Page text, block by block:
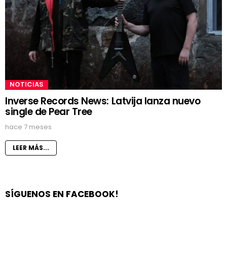
NOTICIAS
Inverse Records News: Latvija lanza nuevo
single de Pear Tree
hace 7 meses
LEER MÁS...
SÍGUENOS EN FACEBOOK!